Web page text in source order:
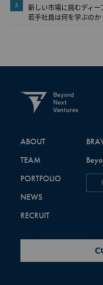
5
新しい市場に挑むディー
若手社員は何を学ぶのか
ABOUT
TEAM
PORTFOLIO
NEWS
RECRUIT